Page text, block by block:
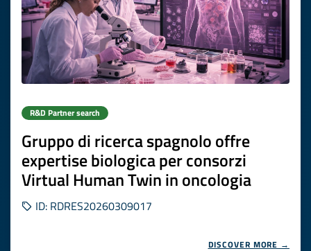
R&D Partner search
Gruppo di ricerca spagnolo offre
expertise biologica per consorzi
Virtual Human Twin in oncologia
ID: RDRES20260309017
DISCOVER MORE →